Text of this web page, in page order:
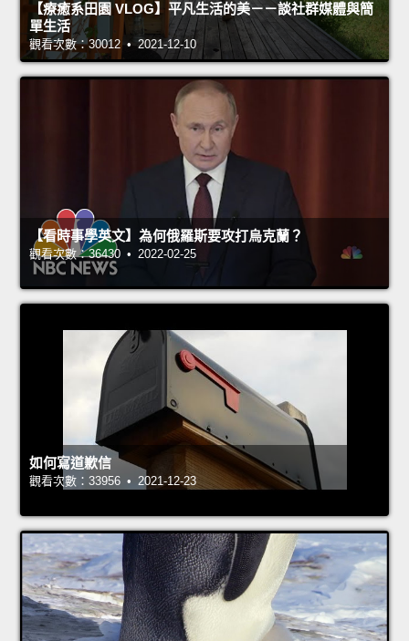
【療癒系田園 VLOG】平凡生活的美－－談社群媒體與簡
單生活
觀看次數：30012 • 2021-12-10
【看時事學英文】為何俄羅斯要攻打烏克蘭？
觀看次數：36430 • 2022-02-25
如何寫道歉信
觀看次數：33956 • 2021-12-23